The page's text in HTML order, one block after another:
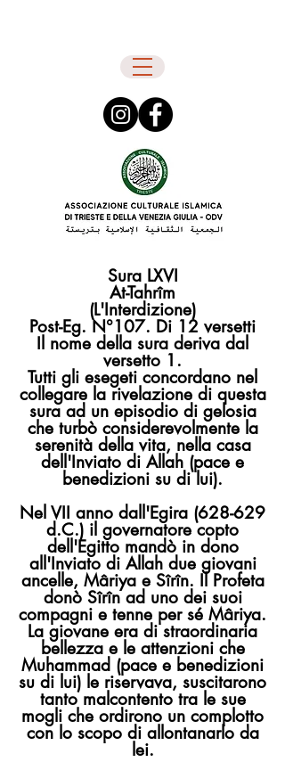
Sura LXVI
At-Tahrîm
(L'Interdizione)
Post-Eg. N°107. Di 12 versetti
Il nome della sura deriva dal
versetto 1.
Tutti gli esegeti concordano nel
collegare la rivelazione di questa
sura ad un episodio di gelosia
che turbò considerevolmente la
serenità della vita, nella casa
dell'Inviato di Allah (pace e
benedizioni su di lui).
Nel VII anno dall'Egira (628-629
d.C.) il governatore copto
dell'Egitto mandò in dono
all'Inviato di Allah due giovani
ancelle, Mâriya e Sîrîn. Il Profeta
donò Sîrîn ad uno dei suoi
compagni e tenne per sé Mâriya.
La giovane era di straordinaria
bellezza e le attenzioni che
Muhammad (pace e benedizioni
su di lui) le riservava, suscitarono
tanto malcontento tra le sue
mogli che ordirono un complotto
con lo scopo di allontanarlo da
lei.